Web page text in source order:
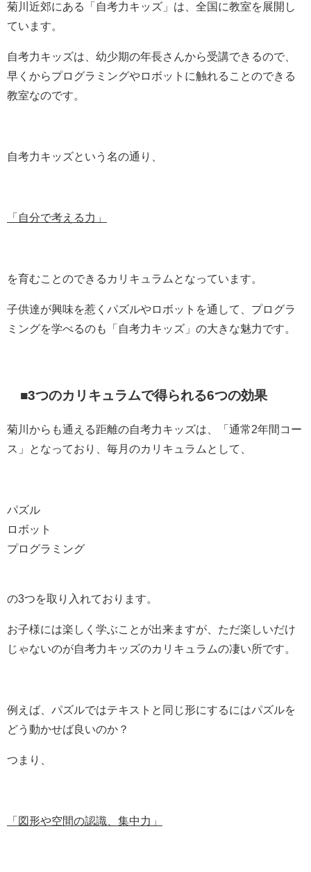
菊川近郊にある「自考力キッズ」は、全国に教室を展開し
ています。
自考力キッズは、幼少期の年長さんから受講できるので、
早くからプログラミングやロボットに触れることのできる
教室なのです。
自考力キッズという名の通り、
「自分で考える力」
を育むことのできるカリキュラムとなっています。
子供達が興味を惹くパズルやロボットを通して、プログラ
ミングを学べるのも「自考力キッズ」の大きな魅力です。
■3つのカリキュラムで得られる6つの効果
菊川からも通える距離の自考力キッズは、「通常2年間コー
ス」となっており、毎月のカリキュラムとして、
パズル
ロボット
プログラミング
の3つを取り入れております。
お子様には楽しく学ぶことが出来ますが、ただ楽しいだけ
じゃないのが自考力キッズのカリキュラムの凄い所です。
例えば、パズルではテキストと同じ形にするにはパズルを
どう動かせば良いのか？
つまり、
「図形や空間の認識、集中力」